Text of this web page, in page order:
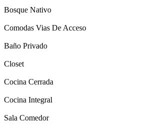
Bosque Nativo
Comodas Vias De Acceso
Baño Privado
Closet
Cocina Cerrada
Cocina Integral
Sala Comedor